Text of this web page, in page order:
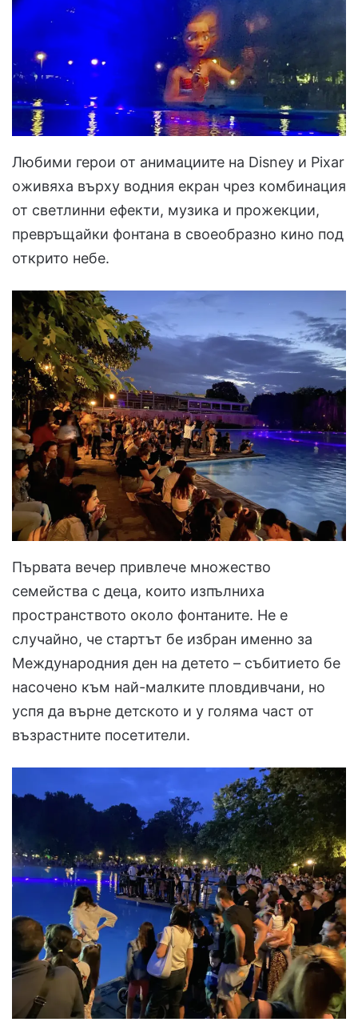
Любими герои от анимациите на Disney и Pixar
оживяха върху водния екран чрез комбинация
от светлинни ефекти, музика и прожекции,
превръщайки фонтана в своеобразно кино под
открито небе.
Първата вечер привлече множество
семейства с деца, които изпълниха
пространството около фонтаните. Не е
случайно, че стартът бе избран именно за
Международния ден на детето – събитието бе
насочено към най-малките пловдивчани, но
успя да върне детското и у голяма част от
възрастните посетители.